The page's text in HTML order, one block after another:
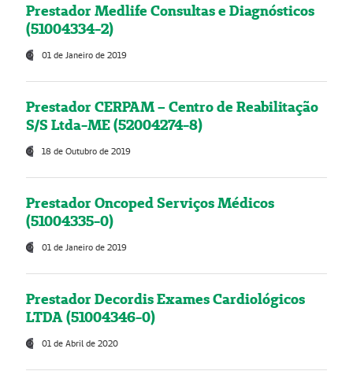
Prestador Medlife Consultas e Diagnósticos
(51004334-2)
01 de Janeiro de 2019
Prestador CERPAM – Centro de Reabilitação
S/S Ltda-ME (52004274-8)
18 de Outubro de 2019
Prestador Oncoped Serviços Médicos
(51004335-0)
01 de Janeiro de 2019
Prestador Decordis Exames Cardiológicos
LTDA (51004346-0)
01 de Abril de 2020